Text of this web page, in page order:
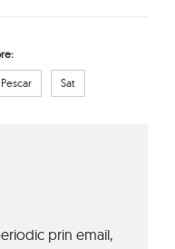
Pescar Sat
prin email,